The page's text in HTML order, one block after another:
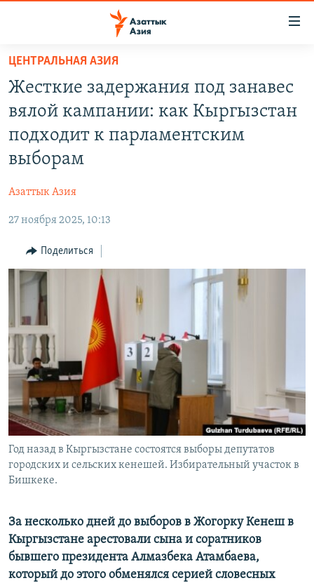
Вернуться
основному
содержанию
главной
Вернутся
УЗБЕКИСТАН
НА ДРУГИХ ЯЗЫКАХ
ЎЗБЕКЧА
ТОҶИКӢ
TÜRKMENÇE
ПОДПИШИТЕСЬ НА НАС В СОЦСЕТЯХ
Все сайты РСЕ/РС
ЦЕНТРАЛЬНАЯ АЗИЯ
Жесткие задержания под занавес
вялой кампании: как Кыргызстан
подходит к парламентским
выборам
Азаттык Азия
27 ноября 2025, 10:13
Поделиться
Год назад в Кыргызстане состоятся выборы депутатов
городских и сельских кенешей. Избирательный участок в
Бишкеке.
За несколько дней до выборов в Жогорку Кенеш в
Кыргызстане арестовали сына и соратников
бывшего президента Алмазбека Атамбаева,
который до этого обменялся серией словесных